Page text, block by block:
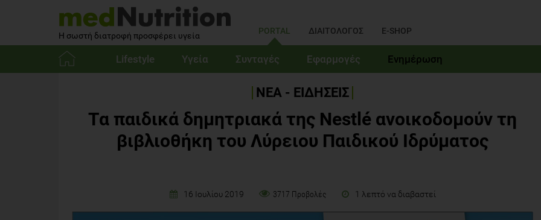
Η σωστή διατροφή προσφέρει υγεία PORTAL ΔΙΑΙΤΟΛΟΓΟΣ E-SHOP
Lifestyle Υγεία Συνταγές Εφαρμογές Ενημέρωση
ΝΕΑ - ΕΙΔΗΣΕΙΣ
Τα παιδικά δημητριακά της Nestlé ανοικοδομούν τη
βιβλιοθήκη του Λύρειου Παιδικού Ιδρύματος
16 Ιουλίου 2019 3717 Προβολές 1 λεπτό να διαβαστεί